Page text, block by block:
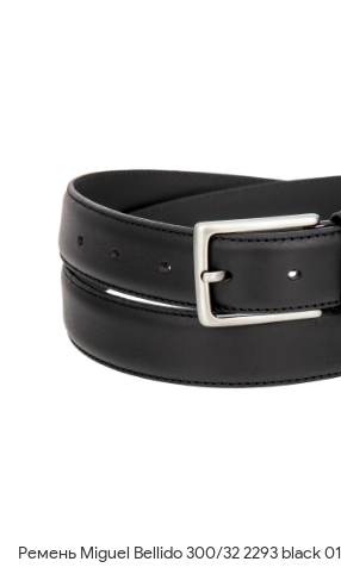
Ремень Miguel Bellido 300/32 2293 black 01